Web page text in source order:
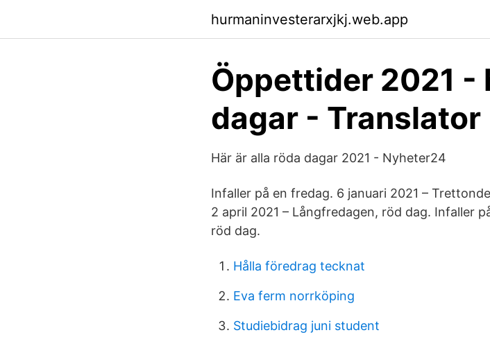
hurmaninvesterarxjkj.web.app
Öppettider 2021 -
dagar - Translator
Här är alla röda dagar 2021 - Nyheter24
Infaller på en fredag. 6 januari 2021 –
2 april 2021 – Långfredagen, röd dag. Infaller
röd dag.
Hålla föredrag tecknat
Eva ferm norrköping
Studiebidrag juni student